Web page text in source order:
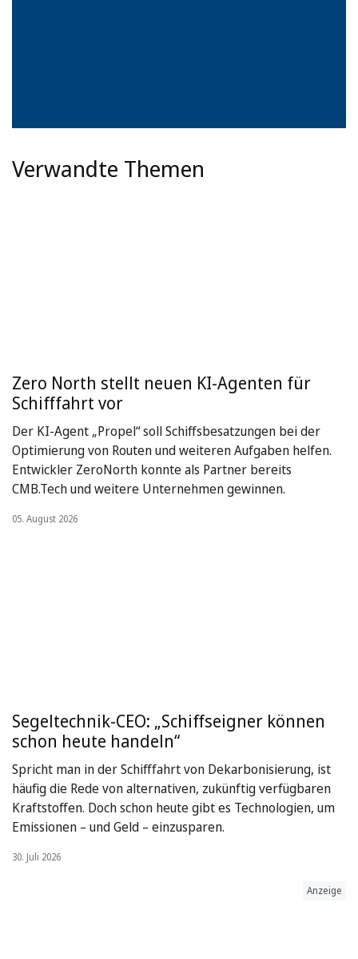
Verwandte Themen
Zero North stellt neuen KI-Agenten für
Schifffahrt vor
Der KI-Agent „Propel“ soll Schiffsbesatzungen bei der
Optimierung von Routen und weiteren Aufgaben helfen.
Entwickler ZeroNorth konnte als Partner bereits
CMB.Tech und weitere Unternehmen gewinnen.
05. August 2026
Segeltechnik-CEO: „Schiffseigner können
schon heute handeln“
Spricht man in der Schifffahrt von Dekarbonisierung, ist
häufig die Rede von alternativen, zukünftig verfügbaren
Kraftstoffen. Doch schon heute gibt es Technologien, um
Emissionen – und Geld – einzusparen.
30. Juli 2026
Anzeige